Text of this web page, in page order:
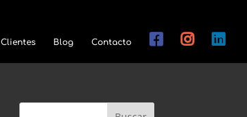
Clientes Blog Contacto